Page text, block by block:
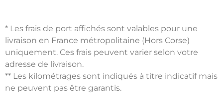
* Les frais de port affichés sont valables pour une
livraison en France métropolitaine (Hors Corse)
uniquement. Ces frais peuvent varier selon votre
adresse de livraison.
** Les kilométrages sont indiqués à titre indicatif mais
ne peuvent pas être garantis.